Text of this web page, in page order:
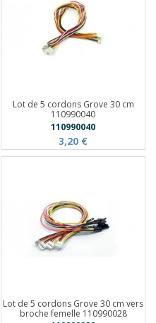
Lot de 5 cordons Grove 30 cm
110990040
110990040
3,20 €
Lot de 5 cordons Grove 30 cm vers
broche femelle 110990028